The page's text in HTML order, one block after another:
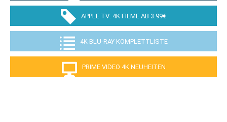
APPLE TV: 4K FILME AB 3.99€
4K BLU-RAY KOMPLETTLISTE
PRIME VIDEO 4K NEUHEITEN